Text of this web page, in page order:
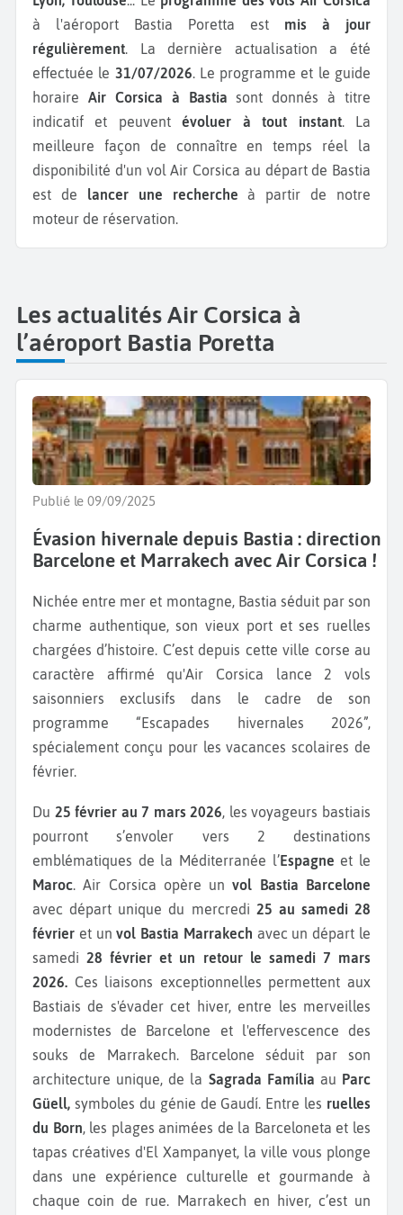
à l'aéroport Bastia Poretta est mis à jour
régulièrement. La dernière actualisation a été
effectuée le 31/07/2026. Le programme et le guide
horaire Air Corsica à Bastia sont donnés à titre
indicatif et peuventévoluer à tout instant. La
meilleure façon de connaître en temps réel la
disponibilité d'un vol Air Corsica au départ de Bastia
est de lancer une recherche à partir de notre
moteur de réservation.
Les actualités Air Corsica à
l’aéroport Bastia Poretta
Publié le 09/09/2025
Évasion hivernale depuis Bastia : direction
Barcelone et Marrakech avec Air Corsica !
Nichée entre mer et montagne, Bastia séduit par son
charme authentique, son vieux port et ses ruelles
chargées d’histoire. C’est depuis cette ville corse au
caractère affirmé qu'Air Corsica lance 2 vols
saisonniers exclusifs dans le cadre de son
programme “Escapades hivernales 2026”,
spécialement conçu pour les vacances scolaires de
février.
Du 25 février au 7 mars 2026, les voyageurs bastiais
pourront s’envoler vers 2 destinations
emblématiques de la Méditerranée l’Espagne et le
Maroc. Air Corsica opère unvol Bastia Barcelone
avec départ unique du mercredi 25 au samedi 28
février et unvol Bastia Marrakech avec un départ le
samedi28 février et un retour le samedi 7 mars
2026. Ces liaisons exceptionnelles permettent aux
Bastiais de s'évader cet hiver, entre les merveilles
modernistes de Barcelone et l'effervescence des
souks de Marrakech. Barcelone séduit par son
architecture unique, de la Sagrada Família au Parc
Güell, symboles du génie de Gaudí. Entre les ruelles
du Born, les plages animées de la Barceloneta et les
tapas créatives d'El Xampanyet, la ville vous plonge
dans une expérience culturelle et gourmande à
chaque coin de rue. Marrakech en hiver, c’est un